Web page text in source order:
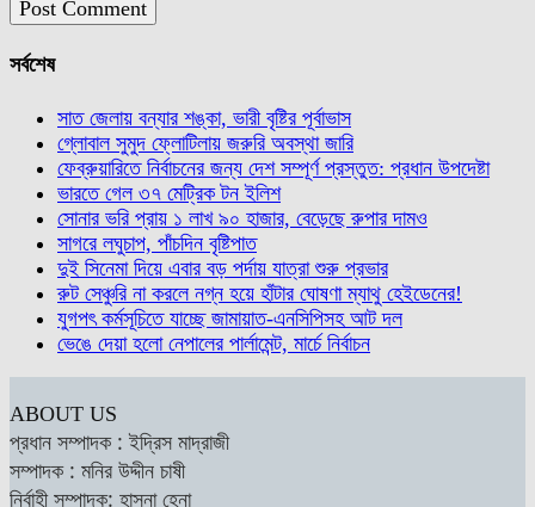
সর্বশেষ
সাত জেলায় বন্যার শঙ্কা, ভারী বৃষ্টির পূর্বাভাস
গ্লোবাল সুমুদ ফ্লোটিলায় জরুরি অবস্থা জারি
ফেব্রুয়ারিতে নির্বাচনের জন্য দেশ সম্পূর্ণ প্রস্তুত: প্রধান উপদেষ্টা
ভারতে গেল ৩৭ মেট্রিক টন ইলিশ
সোনার ভরি প্রায় ১ লাখ ৯০ হাজার, বেড়েছে রুপার দামও
সাগরে লঘুচাপ, পাঁচদিন বৃষ্টিপাত
দুই সিনেমা দিয়ে এবার বড় পর্দায় যাত্রা শুরু প্রভার
রুট সেঞ্চুরি না করলে নগ্ন হয়ে হাঁটার ঘোষণা ম্যাথু হেইডেনের!
যুগপৎ কর্মসূচিতে যাচ্ছে জামায়াত-এনসিপিসহ আট দল
ভেঙে দেয়া হলো নেপালের পার্লামেন্ট, মার্চে নির্বাচন
ABOUT US
প্রধান সম্পাদক : ইদ্রিস মাদ্রাজী
সম্পাদক : মনির উদ্দীন চাষী
নির্বাহী সম্পাদক: হাসনা হেনা